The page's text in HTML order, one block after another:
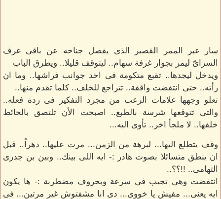
سار عبر الممر القصير الذى يفصل جناحه عن باقى غرف
السراىّ ليمر بجوار غرفة سهام.. ليتوقف قليلا.. ويطرق الباب
ويدخل ليجدها.. تقبع متكومة فى احد جوانب فراشها.. وما ان
رأته.. حتى انتفضت واقفة.. تتراجع للخلف.. كلما تقدم منها..
تعلو وجهها علامات الرعب من مجرد التفكير فى ردة فعله..
والتى تتوقعها شرسة بالطبع.. اصبحت الأن تلتصق بالحائط
خلفها.. لا ملجأ اخر.. تأوى اليه...
وقف يتطلع اليها... لبرهة من الزمن... مرت عليها.. دهراً.. قبل
ان ينطق متسائلا بصوت هادر :- ايه اللى بينك.. وبين بن جدرى
التهامى.. !!؟؟..
انتفضت وهى تجيب فى سرعة وبحروف مضطربة :- ها يكون
ايه يعنى... مفيش يا خووى... دى انا مشفتوش غير مرتين... فى